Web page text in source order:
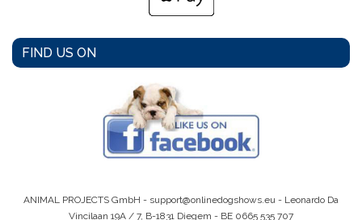
FIND US ON
ANIMAL PROJECTS GmbH - support@onlinedogshows.eu - Leonardo Da
Vincilaan 19A / 7, B-1831 Diegem - BE 0665 535 707